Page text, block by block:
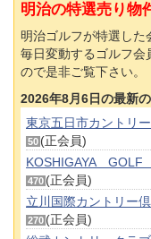
明治の特選売り物
明治ゴルフが特選した
毎日変動するゴルフ会
ので是非ご覧下さい。
2026年8月6日の最新
東京五日市カントリ
50 (正会員)
KOSHIGAYA GOLF
470 (正会員)
立川国際カントリー
270 (正会員)